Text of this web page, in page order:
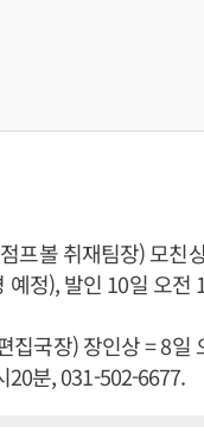
볼 취재팀장) 모친
정), 발인 10일 오전
국장) 장인상 = 8일
20분, 031-502-6677.